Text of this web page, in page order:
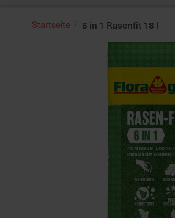
Startseite 6 in 1 Rasenfit 18 l